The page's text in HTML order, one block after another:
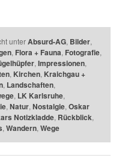
unter Absurd-AG, Bilder,
, Flora + Fauna, Fotografie,
, Impressionen,
, Kirchen, Kraichgau +
, Landschaften,
, LK Karlsruhe,
, Natur, Nostalgie, Oskar
Notizkladde, Rückblick,
, Wandern, Wege